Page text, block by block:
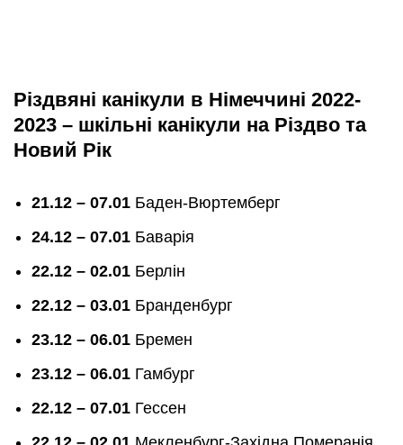
Різдвяні канікули в Німеччині 2022-
2023 – шкільні канікули на Різдво та
Новий Рік
21.12 – 07.01 Баден-Вюртемберг
24.12 – 07.01 Баварія
22.12 – 02.01 Берлін
22.12 – 03.01 Бранденбург
23.12 – 06.01 Бремен
23.12 – 06.01 Гамбург
22.12 – 07.01 Гессен